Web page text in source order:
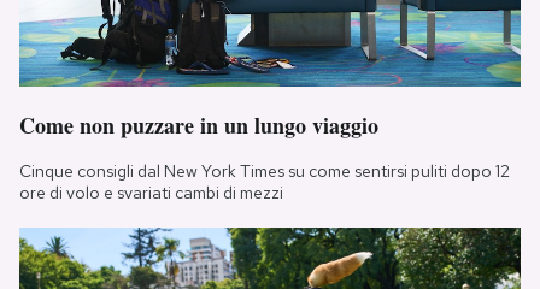
Come non puzzare in un lungo viaggio
Cinque consigli dal New York Times su come sentirsi puliti dopo 12
ore di volo e svariati cambi di mezzi